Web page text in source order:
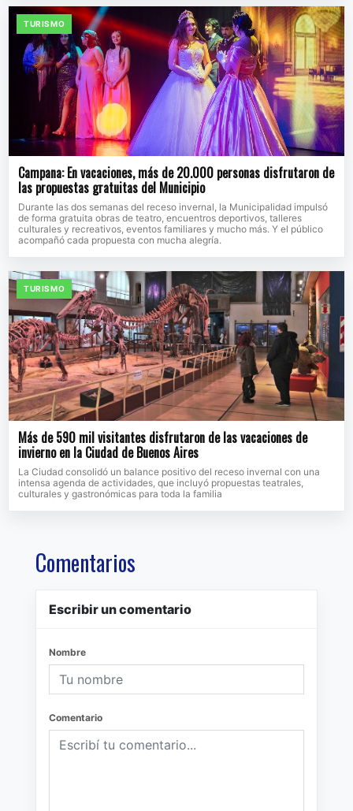
TURISMO
Campana: En vacaciones, más de 20.000 personas disfrutaron de
las propuestas gratuitas del Municipio
Durante las dos semanas del receso invernal, la Municipalidad impulsó
de forma gratuita obras de teatro, encuentros deportivos, talleres
culturales y recreativos, eventos familiares y mucho más. Y el público
acompañó cada propuesta con mucha alegría.
TURISMO
Más de 590 mil visitantes disfrutaron de las vacaciones de
invierno en la Ciudad de Buenos Aires
La Ciudad consolidó un balance positivo del receso invernal con una
intensa agenda de actividades, que incluyó propuestas teatrales,
culturales y gastronómicas para toda la familia
Comentarios
Escribir un comentario
Nombre
Comentario